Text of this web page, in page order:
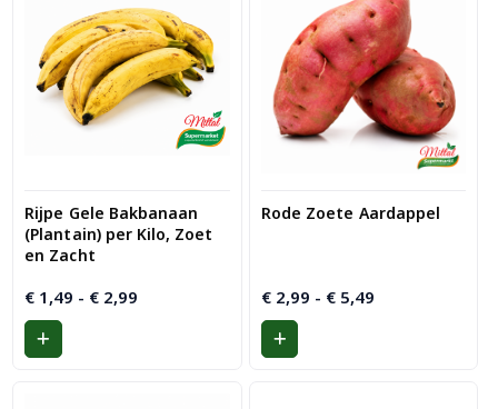
Rijpe Gele Bakbanaan
(Plantain) per Kilo, Zoet
en Zacht
€ 1,49 - € 2,99
Rode Zoete Aardappel
€2,99 - €5,49Prijsklasse: